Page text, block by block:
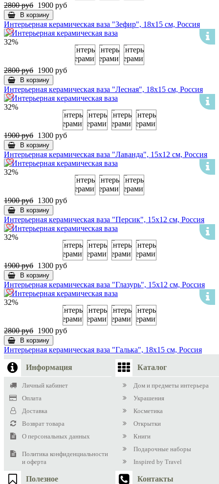
2800 руб 1900 руб
В корзину
Интерьерная керамическая ваза "Зефир", 18х15 см, Россия
32%
2800 руб 1900 руб
В корзину
Интерьерная керамическая ваза "Лесная", 18х15 см, Россия
32%
1900 руб 1300 руб
В корзину
Интерьерная керамическая ваза "Лаванда", 15х12 см, Россия
32%
1900 руб 1300 руб
В корзину
Интерьерная керамическая ваза "Персик", 15х12 см, Россия
32%
1900 руб 1300 руб
В корзину
Интерьерная керамическая ваза "Глазурь", 15х12 см, Россия
32%
2800 руб 1900 руб
В корзину
Интерьерная керамическая ваза "Галька", 18х15 см, Россия
Информация
Личный кабинет
Оплата
Доставка
Возврат товара
О персональных данных
Политика конфиденциальности
и оферта
Каталог
Дом и предметы интерьера
Украшения
Косметика
Открытки
Книги
Подарочные наборы
Inspired by Travel
Полезное Контакты